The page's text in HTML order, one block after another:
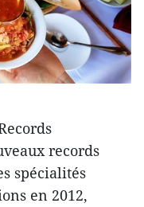
records
spécialités
en 2012,